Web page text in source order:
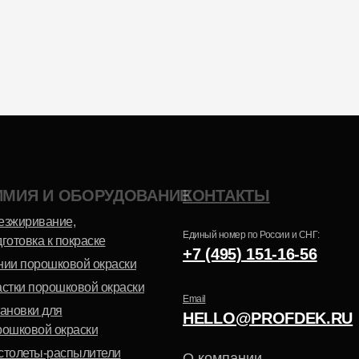
И ОБОРУДОВАНИЕКОНТАКТЫ
для
окраски
к покраске
распылители
порошковой окраски
порошковой окраски
Единый номер по России и СНГ:
+7 (495) 151-16-56
Email
HELLO@PROFDEK.RU